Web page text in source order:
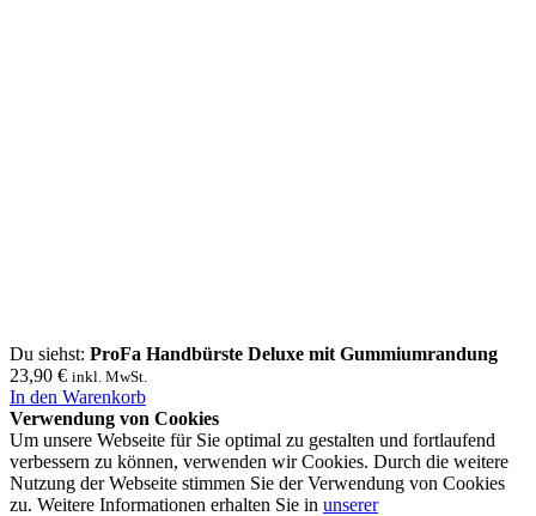
Du siehst: ProFa Handbürste Deluxe mit Gummiumrandung
23,90 € inkl. MwSt.
In den Warenkorb
Verwendung von Cookies
Um unsere Webseite für Sie optimal zu gestalten und fortlaufend
verbessern zu können, verwenden wir Cookies. Durch die weitere
Nutzung der Webseite stimmen Sie der Verwendung von Cookies
zu. Weitere Informationen erhalten Sie in unserer